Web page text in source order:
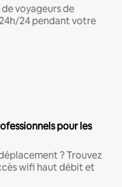
voyageurs de
24 pendant votre
pour les
? Trouvez
wifi haut débit et